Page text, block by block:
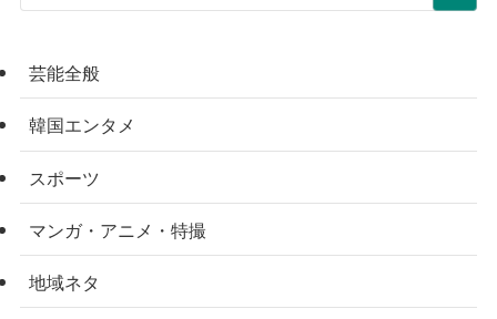
芸能全般
韓国エンタメ
スポーツ
マンガ・アニメ・特撮
地域ネタ